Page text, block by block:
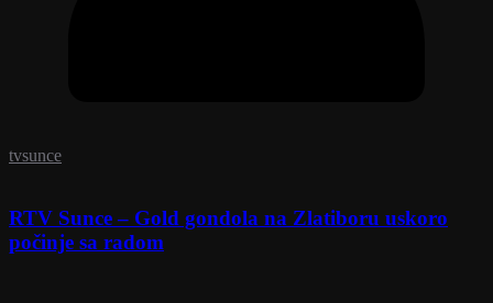
tvsunce
RTV Sunce – Gold gondola na Zlatiboru uskoro
počinje sa radom